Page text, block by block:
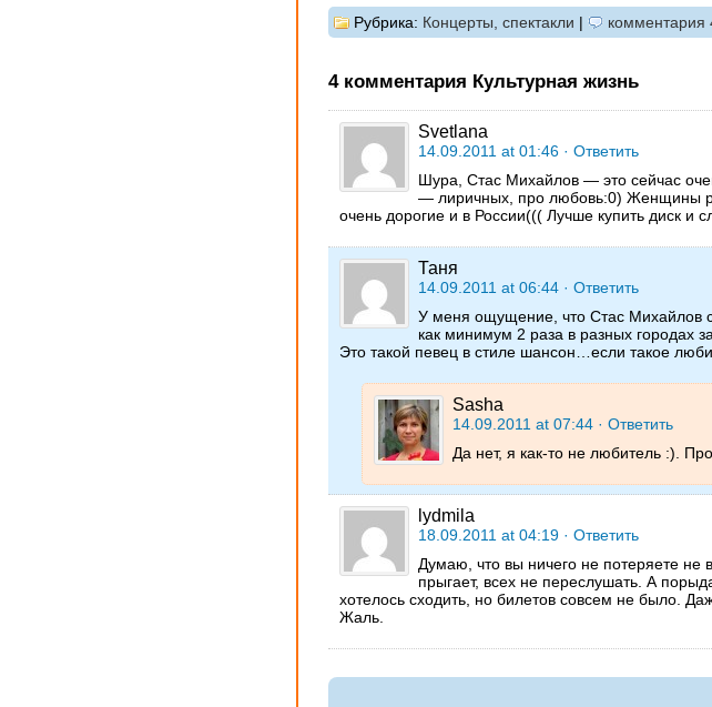
Рубрика: Концерты, спектакли | комментария
4 комментария Культурная жизнь
Svetlana
14.09.2011 at 01:46 · Ответить
Шура, Стас Михайлов — это сейчас
— лиричных, про любовь:0) Женщины
очень дорогие и в России((( Лучше купить диск и
Таня
14.09.2011 at 06:44 · Ответить
У меня ощущение, что Стас Михайлов
как минимум 2 раза в разных городах
Это такой певец в стиле шансон…если такое
Sasha
14.09.2011 at 07:44 · Ответить
Да нет, я как-то не любитель :).
lydmila
18.09.2011 at 04:19 · Ответить
Думаю, что вы ничего не потеряете
прыгает, всех не переслушать. А
хотелось сходить, но билетов совсем не было.
Жаль.